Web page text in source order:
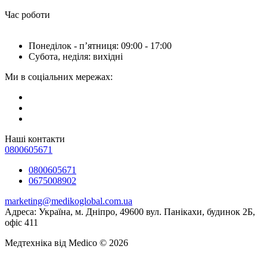
Час роботи
Понеділок - пʼятниця: 09:00 - 17:00
Субота, неділя: вихідні
Ми в соціальних мережах:
Наші контакти
0800605671
0800605671
0675008902
marketing@medikoglobal.com.ua
Адреса: Україна, м. Дніпро, 49600 вул. Панікахи, будинок 2Б,
офіс 411
Медтехніка від Medico © 2026